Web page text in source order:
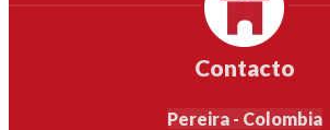
Contacto
Pereira - Colombia